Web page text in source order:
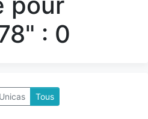
: 0
Unicas Tous